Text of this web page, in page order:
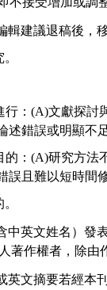
輯建議退稿後，
： (A)文獻探討
述錯誤或明顯不
： (A)研究方法
誤且難以短時間
中英文姓名）發
著作權者，除由
英文摘要若經本